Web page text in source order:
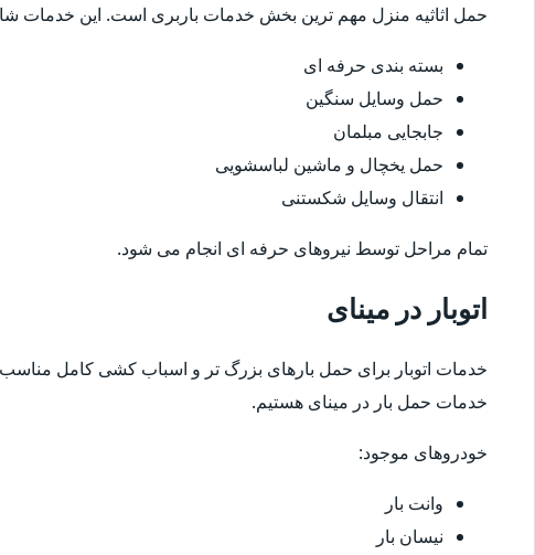
حمل اثاثیه منزل مهم ترین بخش خدمات باربری است. این خدمات
بسته بندی حرفه ای
حمل وسایل سنگین
جابجایی مبلمان
حمل یخچال و ماشین لباسشویی
انتقال وسایل شکستنی
تمام مراحل توسط نیروهای حرفه ای انجام می شود.
اتوبار در مینای
خدمات اتوبار برای حمل بارهای بزرگ تر و اسباب کشی کامل مناسب
خدمات حمل بار در مینای هستیم.
خودروهای موجود:
وانت بار
نیسان بار